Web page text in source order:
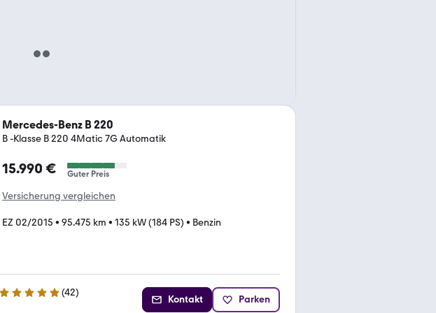
Mercedes-Benz B 220
B -Klasse B 220 4Matic 7G Automatik
15.990 € Guter Preis
Versicherung vergleichen
EZ 02/2015 • 95.475 km • 135 kW (184 PS) • Benzin
5 Sterne (42)
Kontakt Parken